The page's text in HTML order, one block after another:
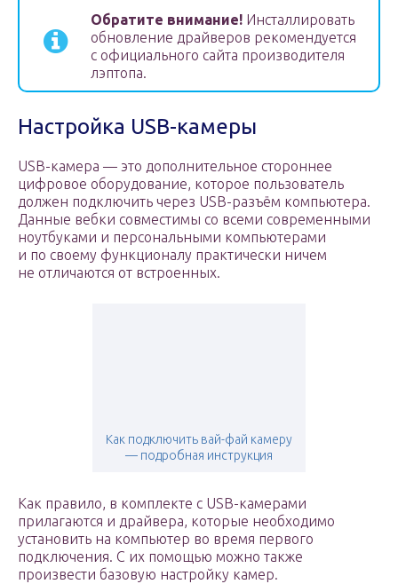
Обратите внимание! Инсталлировать
обновление драйверов рекомендуется
с официального сайта производителя
лэптопа.
Настройка USB-камеры
USB-камера — это дополнительное стороннее
цифровое оборудование, которое пользователь
должен подключить через USB-разъём компьютера.
Данные вебки совместимы со всеми современными
ноутбуками и персональными компьютерами
и по своему функционалу практически ничем
не отличаются от встроенных.
Как подключить вай-фай камеру
— подробная инструкция
Как правило, в комплекте с USB-камерами
прилагаются и драйвера, которые необходимо
установить на компьютер во время первого
подключения. С их помощью можно также
произвести базовую настройку камер.